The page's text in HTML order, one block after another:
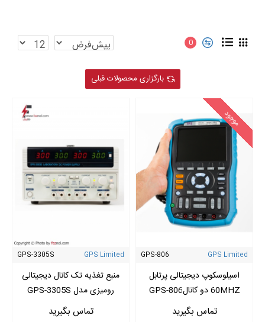
0
بارگزاری محصولات قبلی
موجود
GPS Limited
GPS-806
اسیلوسکوپ دیجیتالی پرتابل
60MHZ دو کانالGPS-806
GPS Limited
GPS-3305S
منبع تغذیه تک کانال دیجیتالی
رومیزی مدل GPS-3305S